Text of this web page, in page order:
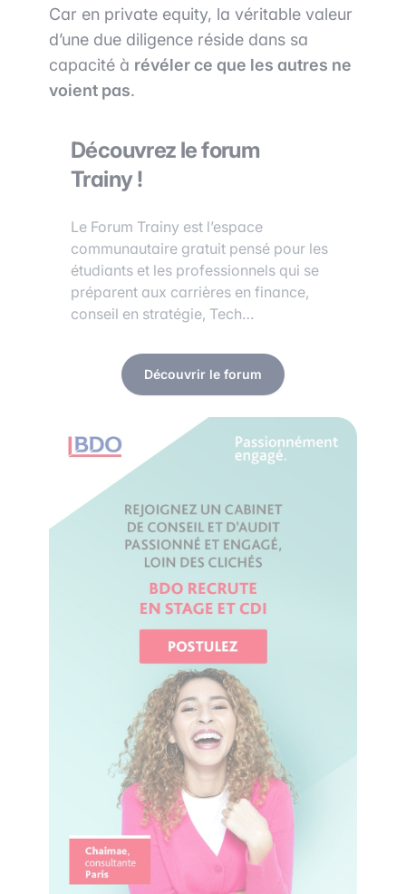
Car en private equity, la véritable valeur
d’une due diligence réside dans sa
capacité à révéler ce que les autres ne
voient pas.
Découvrez le forum
Trainy !
Le Forum Trainy est l’espace
communautaire gratuit pensé pour les
étudiants et les professionnels qui se
préparent aux carrières en finance,
conseil en stratégie, Tech…
Découvrir le forum